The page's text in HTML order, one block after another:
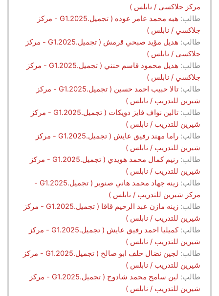
مركز جلاكسي / نابلس )
طالب:
هبه محمد عامر عوده ( تجميل.G1.2025 - مركز
جلاكسي / نابلس )
طالب:
هديل مؤيد صبحي قرمش ( تجميل.G1.2025 - مركز
جلاكسي / نابلس )
طالب:
هديل محمود قاسم حنني ( تجميل.G1.2025 - مركز
جلاكسي / نابلس )
طالب:
تالا حبيب احمد حسين ( تجميل.G1.2025 - مركز
شيرين للتدريب / نابلس )
طالب:
تالين نواف فايز دويكات ( تجميل.G1.2025 - مركز
شيرين للتدريب / نابلس )
طالب:
راما مهند رفيق عايش ( تجميل.G1.2025 - مركز
شيرين للتدريب / نابلس )
طالب:
رنيم كمال محمد هويدي ( تجميل.G1.2025 - مركز
شيرين للتدريب / نابلس )
طالب:
زينه جهاد محمد هاني صنوبر ( تجميل.G1.2025 -
مركز شيرين للتدريب / نابلس )
طالب:
زينه مازن عبد الرحيم قاقا ( تجميل.G1.2025 - مركز
شيرين للتدريب / نابلس )
طالب:
كميليا احمد رفيق عايش ( تجميل.G1.2025 - مركز
شيرين للتدريب / نابلس )
طالب:
لجين نضال خلف ابو صالح ( تجميل.G1.2025 - مركز
شيرين للتدريب / نابلس )
طالب:
لين سامح محمد شادوح ( تجميل.G1.2025 - مركز
شيرين للتدريب / نابلس )